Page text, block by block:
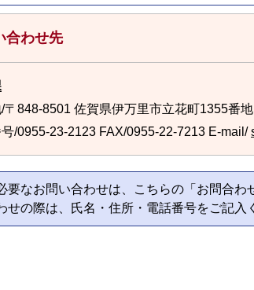
合わせ先
/〒848-8501 佐賀県伊万里市立花町1355番
/0955-23-2123 FAX/0955-22-7213 E-mail/
要なお問い合わせは、こちらの「お問合
せの際は、氏名・住所・電話番号をご記入